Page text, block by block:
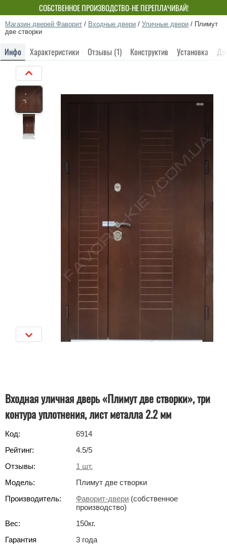
СОБСТВЕННОЕ ПРОИЗВОДСТВО-НЕ ПЕРЕПЛАЧИВАЙ!
Магазин дверей Фаворит / Входные двери / Уличные двери / Плимут
две створки
Инфо Характеристики Отзывы (1) Конструктив Установка
Входная уличная дверь «Плимут две створки», три
контура уплотнения, лист металла 2.2 мм
Код:
6914
Рейтинг:
4.5/5
Отзывы:
1 шт.
Модель:
Плимут две створки
Производитель:
Фаворит-двери (собственное
производство)
Вес:
150кг.
Гарантия
3 года